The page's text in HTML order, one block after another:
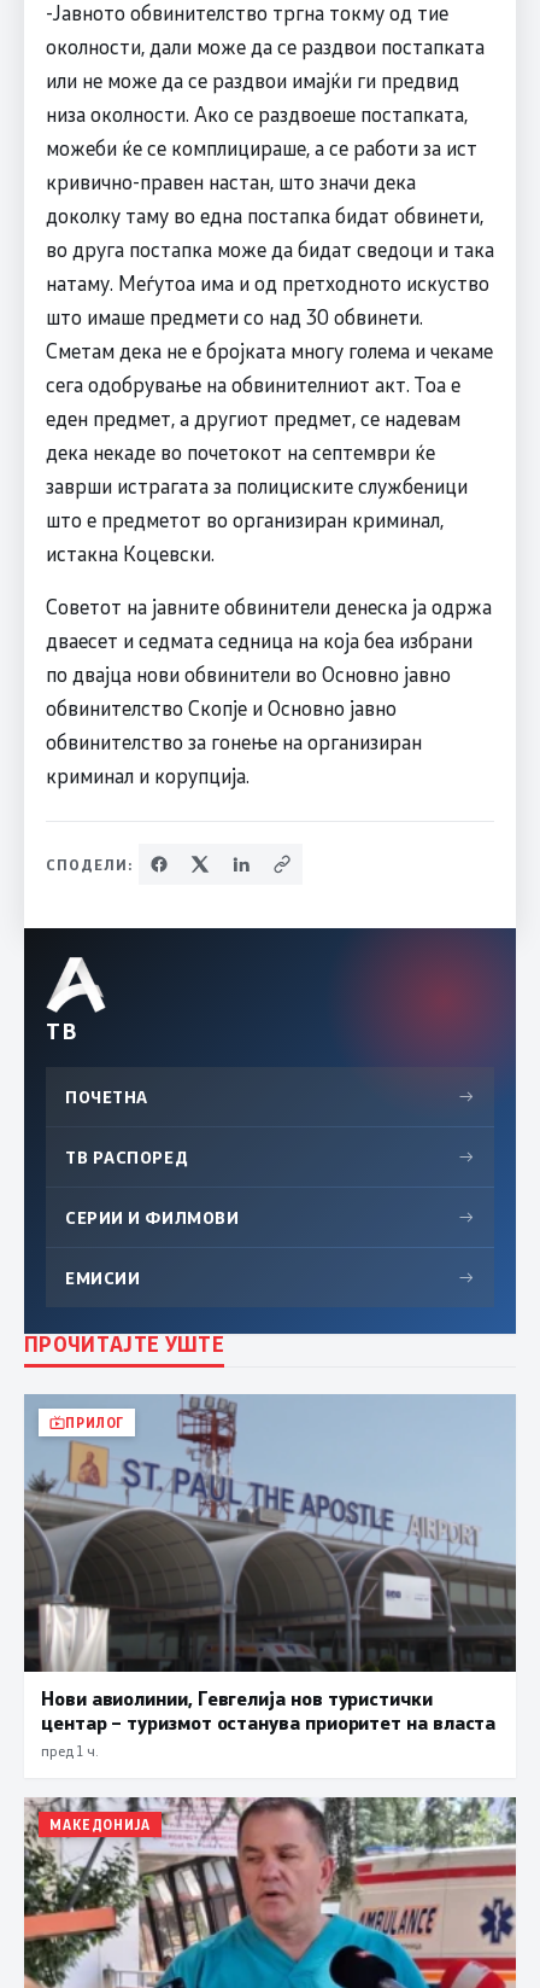
-Јавното обвинителство тргна токму од тие
околности, дали може да се раздвои постапката
или не може да се раздвои имајќи ги предвид
низа околности. Ако се раздвоеше постапката,
можеби ќе се комплицираше, а се работи за ист
кривично-правен настан, што значи дека
доколку таму во една постапка бидат обвинети,
во друга постапка може да бидат сведоци и така
натаму. Меѓутоа има и од претходното искуство
што имаше предмети со над 30 обвинети.
Сметам дека не е бројката многу голема и чекаме
сега одобрување на обвинителниот акт. Тоа е
еден предмет, а другиот предмет, се надевам
дека некаде во почетокот на септември ќе
заврши истрагата за полициските службеници
што е предметот во организиран криминал,
истакна Коцевски.
Советот на јавните обвинители денеска ја одржа
дваесет и седмата седница на која беа избрани
по двајца нови обвинители во Основно јавно
обвинителство Скопје и Основно јавно
обвинителство за гонење на организиран
криминал и корупција.
СПОДЕЛИ:
ТВ
ПОЧЕТНА →
ТВ РАСПОРЕД →
СЕРИИ И ФИЛМОВИ →
ЕМИСИИ →
ПРОЧИТАЈТЕ УШТЕ
ПРИЛОГ
Нови авиолинии, Гевгелија нов туристички
центар – туризмот останува приоритет на власта
пред 1 ч.
МАКЕДОНИЈА